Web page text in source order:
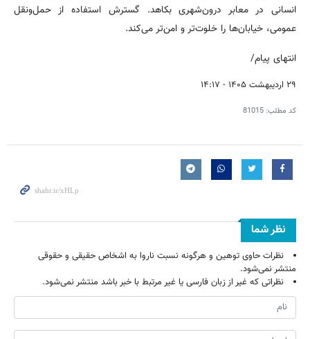
انسانی در معابر درون‌شهری بکاهد. گسترش استفاده از حمل‌ونقل
عمومی، خیابان‌ها را خلوت‌تر و امن‌تر می‌کند.
انتهای پیام/
۲۹ اردیبهشت ۱۴۰۵ - ۱۴:۱۷
کد مطلب: 81015
نظر شما
نظرات حاوی توهین و هرگونه نسبت ناروا به اشخاص حقیقی و حقوقی
منتشر نمی‌شود.
نظراتی که غیر از زبان فارسی یا غیر مرتبط با خبر باشد منتشر نمی‌شود.